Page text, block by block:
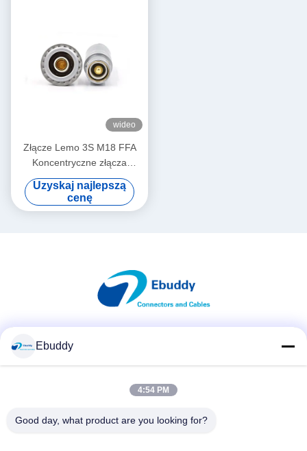
wideo
Złącze Lemo 3S M18 FFA
Koncentryczne złącza
męskie i żeńskie 50 Ohm
FFA.3S.250
Uzyskaj najlepszą
cenę
Ebuddy
4:54 PM
Good day, what product are you looking for?